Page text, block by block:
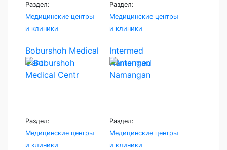
Раздел:
Медицинские центры
и клиники
Раздел:
Медицинские центры
и клиники
Boburshoh Medical
Centr
Раздел:
Медицинские центры
и клиники
Intermed
Namangan
Раздел:
Медицинские центры
и клиники